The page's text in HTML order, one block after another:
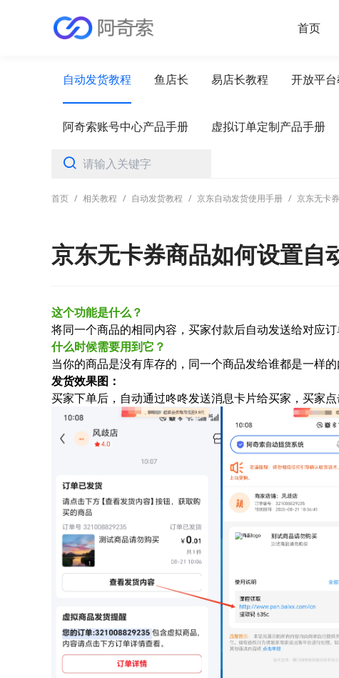
首页
自动发货教程 鱼店长 易店长教程 开放平
阿奇索账号中心产品手册 虚拟订单定制产品手册
首页 / 相关教程 / 自动发货教程 / 京东自动发货使用手册 / 京东无卡
京东无卡券商品如何设置自
这个功能是什么？
将同一个商品的相同内容，买家付款后自动发送给对应
什么时候需要用到它？
当你的商品是没有库存的，同一个商品发给谁都是一样的
发货效果图：
买家下单后，自动通过咚咚发送消息卡片给买家，买家